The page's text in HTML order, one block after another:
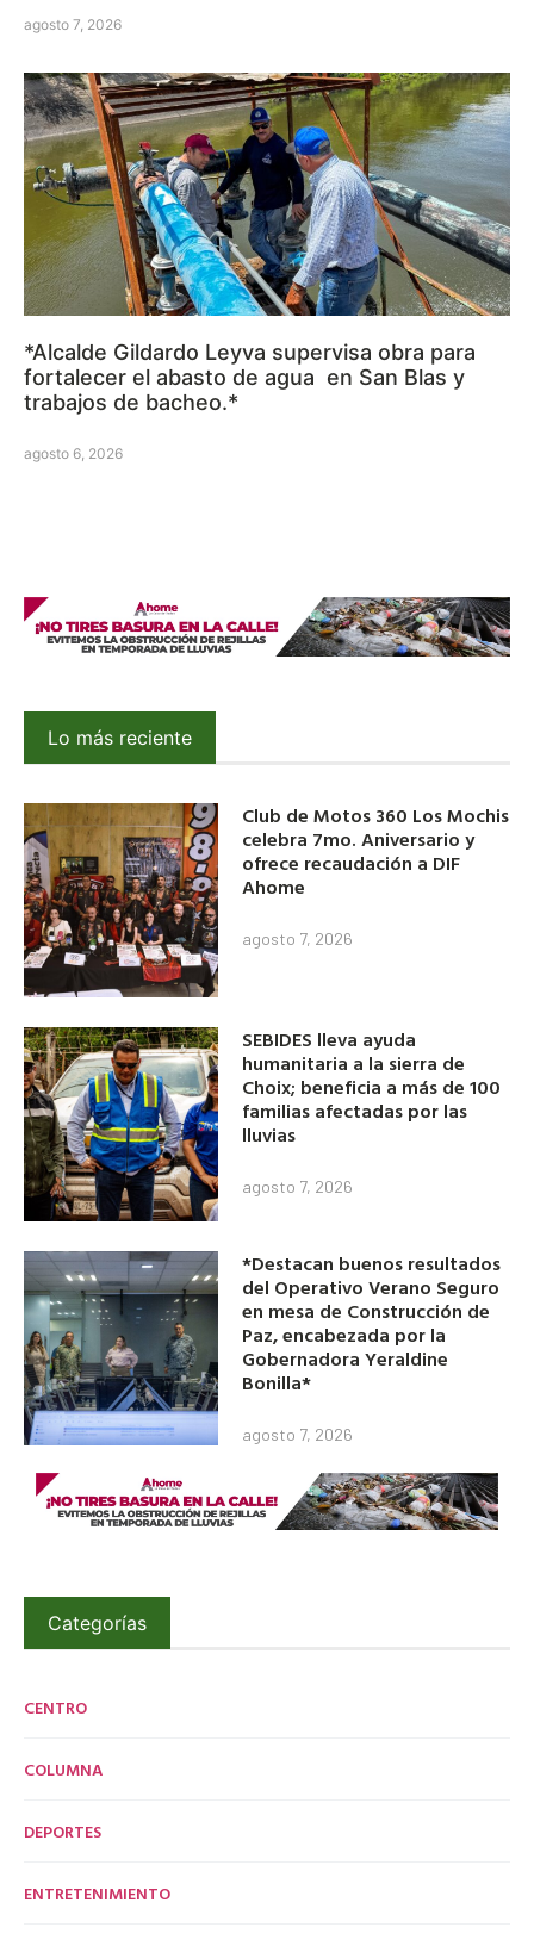
agosto 7, 2026
*Alcalde Gildardo Leyva supervisa obra para
fortalecer el abasto de agua en San Blas y
trabajos de bacheo.*
agosto 6, 2026
Lo más reciente
Club de Motos 360 Los Mochis
celebra 7mo. Aniversario y
ofrece recaudación a DIF
Ahome
agosto 7, 2026
SEBIDES lleva ayuda
humanitaria a la sierra de
Choix; beneficia a más de 100
familias afectadas por las
lluvias
agosto 7, 2026
*Destacan buenos resultados
del Operativo Verano Seguro
en mesa de Construcción de
Paz, encabezada por la
Gobernadora Yeraldine
Bonilla*
agosto 7, 2026
Categorías
CENTRO
COLUMNA
DEPORTES
ENTRETENIMIENTO